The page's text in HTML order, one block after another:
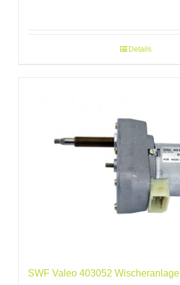
Details
SWF Valeo 403052 Wischeranlage